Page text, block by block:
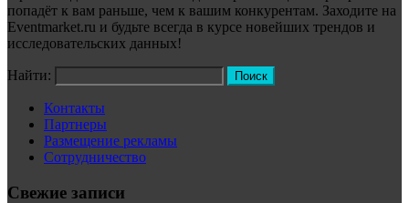
попадёт к вам раньше, чем к вашим конкурентам. Заходите на
Eventmarket.ru и будьте всегда в курсе новейших трендов и
исследовательских данных!
Найти:
Контакты
Партнеры
Размещение рекламы
Сотрудничество
Свежие записи